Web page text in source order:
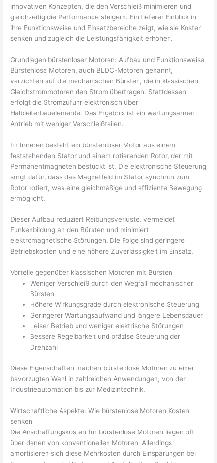
innovativen Konzepten, die den Verschleiß minimieren und
gleichzeitig die Performance steigern. Ein tieferer Einblick in
ihre Funktionsweise und Einsatzbereiche zeigt, wie sie Kosten
senken und zugleich die Leistungsfähigkeit erhöhen.
Grundlagen bürstenloser Motoren: Aufbau und Funktionsweise
Bürstenlose Motoren, auch BLDC-Motoren genannt,
verzichten auf die mechanischen Bürsten, die in klassischen
Gleichstrommotoren den Strom übertragen. Stattdessen
erfolgt die Stromzufuhr elektronisch über
Halbleiterbauelemente. Das Ergebnis ist ein wartungsarmer
Antrieb mit weniger Verschleißteilen.
Im Inneren besteht ein bürstenloser Motor aus einem
feststehenden Stator und einem rotierenden Rotor, der mit
Permanentmagneten bestückt ist. Die elektronische Steuerung
sorgt dafür, dass das Magnetfeld im Stator synchron zum
Rotor rotiert, was eine gleichmäßige und effiziente Bewegung
ermöglicht.
Dieser Aufbau reduziert Reibungsverluste, vermeidet
Funkenbildung an den Bürsten und minimiert
elektromagnetische Störungen. Die Folge sind geringere
Betriebskosten und eine höhere Zuverlässigkeit im Einsatz.
Vorteile gegenüber klassischen Motoren mit Bürsten
Weniger Verschleiß durch den Wegfall mechanischer
Bürsten
Höhere Wirkungsgrade durch elektronische Steuerung
Geringerer Wartungsaufwand und längere Lebensdauer
Leiser Betrieb und weniger elektrische Störungen
Bessere Regelbarkeit und präzise Steuerung der
Drehzahl
Diese Eigenschaften machen bürstenlose Motoren zu einer
bevorzugten Wahl in zahlreichen Anwendungen, von der
Industrieautomation bis zur Medizintechnik.
Wirtschaftliche Aspekte: Wie bürstenlose Motoren Kosten
senken
Die Anschaffungskosten für bürstenlose Motoren liegen oft
über denen von konventionellen Motoren. Allerdings
amortisieren sich diese Mehrkosten durch Einsparungen bei